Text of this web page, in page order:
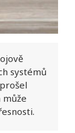
systémů
může